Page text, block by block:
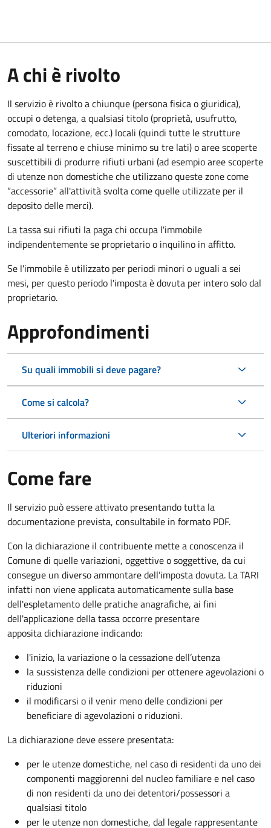
A chi è rivolto
Il servizio è rivolto a chiunque (persona fisica o giuridica),
occupi o detenga, a qualsiasi titolo (proprietà, usufrutto,
comodato, locazione, ecc.) locali (quindi tutte le strutture
fissate al terreno e chiuse minimo su tre lati) o aree scoperte
suscettibili di produrre rifiuti urbani (ad esempio aree scoperte
di utenze non domestiche che utilizzano queste zone come
“accessorie” all'attività svolta come quelle utilizzate per il
deposito delle merci).
La tassa sui rifiuti la paga chi occupa l'immobile
indipendentemente se proprietario o inquilino in affitto.
Se l'immobile è utilizzato per periodi minori o uguali a sei
mesi, per questo periodo l'imposta è dovuta per intero solo dal
proprietario.
Approfondimenti
Su quali immobili si deve pagare?
Come si calcola?
Ulteriori informazioni
Come fare
Il servizio può essere attivato presentando tutta la
documentazione prevista, consultabile in formato PDF.
Con la dichiarazione il contribuente mette a conoscenza il
Comune di quelle variazioni, oggettive o soggettive, da cui
consegue un diverso ammontare dell’imposta dovuta. La TARI
infatti non viene applicata automaticamente sulla base
dell'espletamento delle pratiche anagrafiche, ai fini
dell'applicazione della tassa occorre presentare
apposita dichiarazione indicando:
l'inizio, la variazione o la cessazione dell’utenza
la sussistenza delle condizioni per ottenere agevolazioni o
riduzioni
il modificarsi o il venir meno delle condizioni per
beneficiare di agevolazioni o riduzioni.
La dichiarazione deve essere presentata:
per le utenze domestiche, nel caso di residenti da uno dei
componenti maggiorenni del nucleo familiare e nel caso
di non residenti da uno dei detentori/possessori a
qualsiasi titolo
per le utenze non domestiche, dal legale rappresentante